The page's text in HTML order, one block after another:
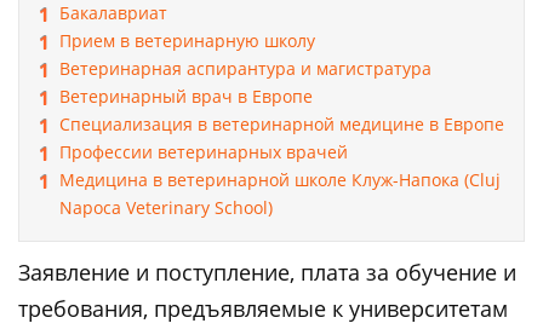
Бакалавриат
Прием в ветеринарную школу
Ветеринарная аспирантура и магистратура
Ветеринарный врач в Европе
Специализация в ветеринарной медицине в Европе
Профессии ветеринарных врачей
Медицина в ветеринарной школе Клуж-Напока (Cluj
Napoca Veterinary School)
Заявление и поступление, плата за обучение и
требования, предъявляемые к университетам